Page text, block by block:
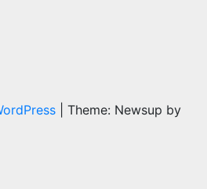
Theme: Newsup by